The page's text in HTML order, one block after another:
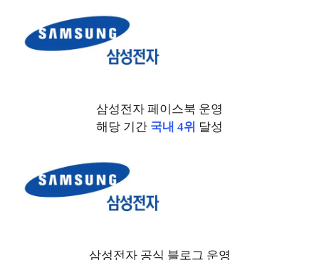
삼성전자 페이스북 운영
해당 기간 국내 4위 달성
삼성전자 공식 블로그 운영